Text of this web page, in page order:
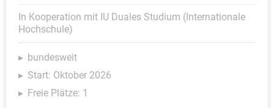
In Kooperation mit IU Duales Studium (Internationale
Hochschule)
bundesweit
Start: Oktober 2026
Freie Plätze: 1